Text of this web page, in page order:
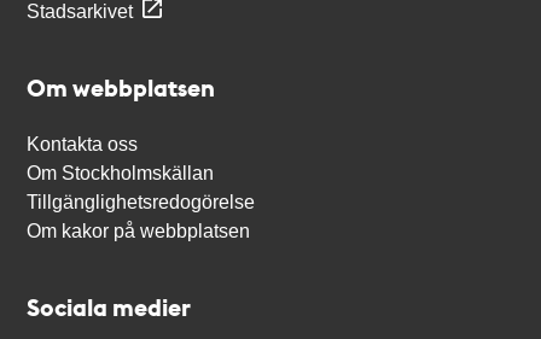
Stadsarkivet
Om webbplatsen
Kontakta oss
Om Stockholmskällan
Tillgänglighetsredogörelse
Om kakor på webbplatsen
Sociala medier